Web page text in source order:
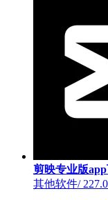
剪映专业版
其他软件/